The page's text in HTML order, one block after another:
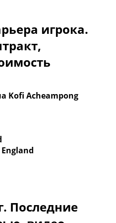
Лига
Лига
Мира
Лига
Таблицы групп
игрока.
Kofi Acheampong
Последние